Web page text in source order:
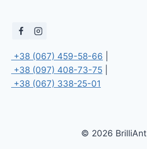
+38 (067) 459-58-66
+38 (097) 408-73-75
+38 (067) 338-25-01
© 2026 BrilliAnt